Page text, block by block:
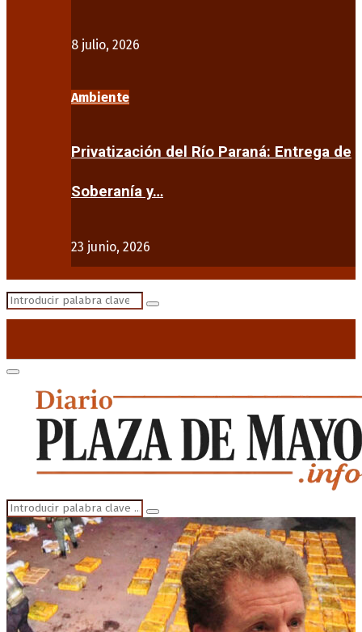
8 julio, 2026
Ambiente
Privatización del Río Paraná: Entrega de
Soberanía y…
23 junio, 2026
Search
Search
Primary
Menu
Search
for:
Search